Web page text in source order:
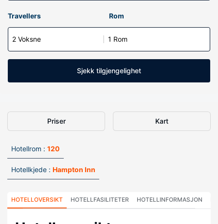
Travellers Rom
2 Voksne 1 Rom
Sjekk tilgjengelighet
Priser Kart
Hotellrom : 120
Hotellkjede : Hampton Inn
HOTELLOVERSIKT HOTELLFASILITETER HOTELLINFORMASJON